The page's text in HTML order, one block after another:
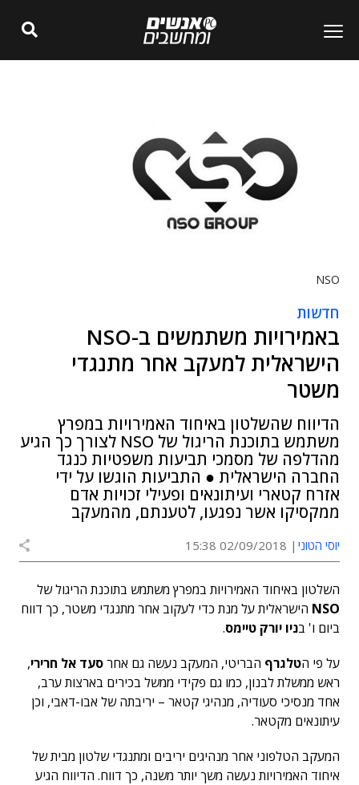
NSO
חדשות
באמירויות משתמשים ב-NSO
הישראלית למעקב אחר מתנגדי
משטר
הדיווח שהשלטון באיחוד האמירויות במפרץ
משתמש בתוכנת הריגול של NSO לצורך כך הגיע
מהדלפה של מסמכי תביעות משפטיות כנגד
החברה הישראלית ● התביעות הוגשו על ידי
אזרח קטארי ועיתונאים ופעילי זכויות אדם
ממקסיקו אשר נפגעו, לטענתם, מהמעקב
יוסי הטוני 02/09/2018 15:38
השלטון באיחוד האמירויות במפרץ משתמש בתוכנת הריגול של
NSO הישראלית על מנת כדי לעקוב אחר מתנגדי משטר, כך דווח
ביום ו' בניו יורק טיימס.
על פי הטלגרף הבריטי, המעקב נעשה גם אחרסעד אל חרירי,
ראש ממשלת לבנון, כמו גם פקידי ממשל בכירים בארצות ערב,
אחד מנסיכי סעודיה, מנהיגי קטאר – יריבתה של אבו-דאבי, וכן
עיתונאים מקטאר.
המעקב הטלפוני אחר מנהיגים יריבים ומתנגדי שלטון מבית של
איחוד האמירויות נעשה משך יותר משנה, כך דווח. הדיווח הגיע